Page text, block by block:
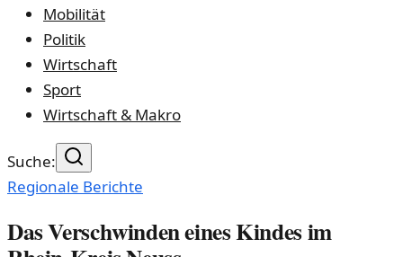
Mobilität
Politik
Wirtschaft
Sport
Wirtschaft & Makro
Suche:
Regionale Berichte
Das Verschwinden eines Kindes im